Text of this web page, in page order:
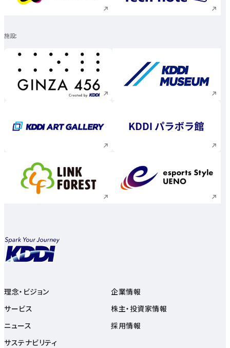
施設
新規ウィンドウで開く 新規ウィンドウで
新規ウィンドウで開く 新規ウィンドウで
新規ウィンドウで開く 新規ウィンドウで
理念・ビジョン
サービス
ニュース
サステナビリティ
企業情報
株主・投資家情報
採用情報